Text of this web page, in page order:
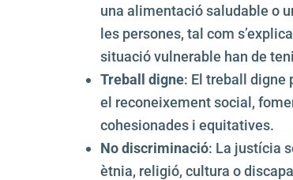
una alimentació saludable o
les persones, tal com
situació vulnerable han de
Treball digne: El treball digne
el reconeixement social,
cohesionades i equitatives.
No discriminació: La justícia
ètnia, religió, cultura o